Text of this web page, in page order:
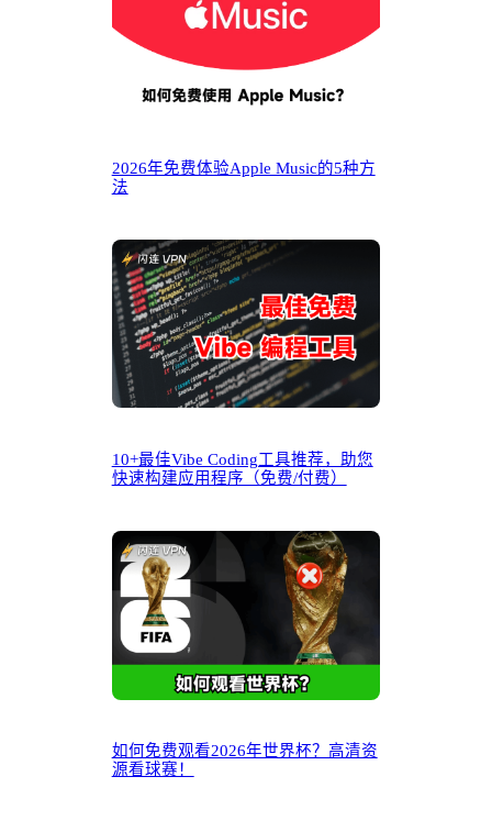
2026年免费体验Apple Music的5种方
法
10+最佳Vibe Coding工具推荐，助您
快速构建应用程序（免费/付费）
如何免费观看2026年世界杯？高清资
源看球赛！